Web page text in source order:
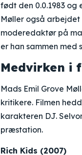
født den 0.0.1983 og
Møller også
moderedaktør på
er han sammen med
Medvirken i
Mads Emil Grove
kritikere. Filmen
karakteren DJ.
præstation.
Rich Kids (2007)